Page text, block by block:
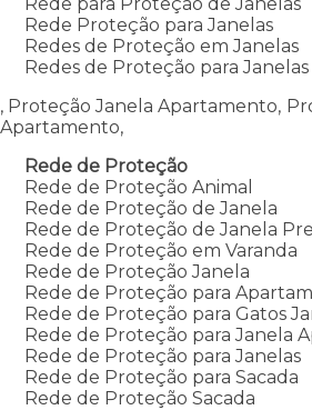
Rede Proteção para Janelas
Redes de Proteção em Janelas
Redes de Proteção para
, Proteção Janela Apartamento,
Apartamento,
Rede de Proteção
Rede de Proteção Animal
Rede de Proteção de Janela
Rede de Proteção de Janela
Rede de Proteção em Varanda
Rede de Proteção Janela
Rede de Proteção para
Rede de Proteção para Gatos
Rede de Proteção para Janela
Rede de Proteção para Janelas
Rede de Proteção para Sacada
Rede de Proteção Sacada